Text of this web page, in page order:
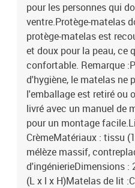
pour les personnes qui
ventre.Protège-matelas
protège-matelas est
et doux pour la peau, ce
confortable. Remarque
d'hygiène, le matelas ne
l'emballage est retiré ou
livré avec un manuel de
pour un montage
CrèmeMatériaux : tissu
mélèze massif,
d'ingénierieDimensions
(L x l x H)Matelas de lit